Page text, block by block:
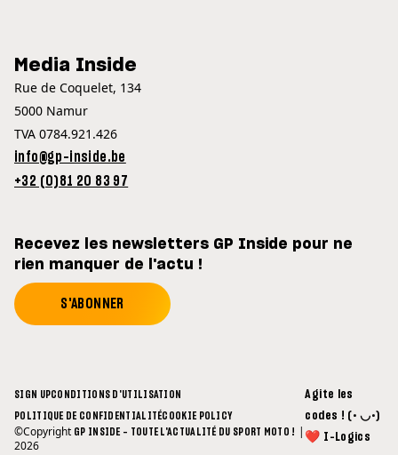
Media Inside
Rue de Coquelet, 134
5000 Namur
TVA 0784.921.426
info@gp-inside.be
+32 (0)81 20 83 97
Recevez les newsletters GP Inside pour ne
rien manquer de l'actu !
S'ABONNER
SIGN UPCONDITIONS D'UTILISATION
POLITIQUE DE CONFIDENTIALITÉCOOKIE POLICY
©Copyright GP INSIDE - TOUTE L'ACTUALITÉ DU SPORT MOTO ! |
2026
Agite les
codes ! (• ◡•)
❤ I-Logics